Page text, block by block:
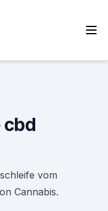
cbd
vom
Cannabis.